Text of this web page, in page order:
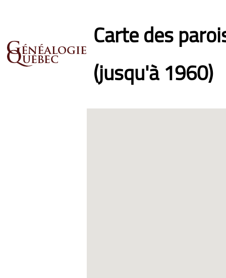
Carte des
(jusqu'à 1960)